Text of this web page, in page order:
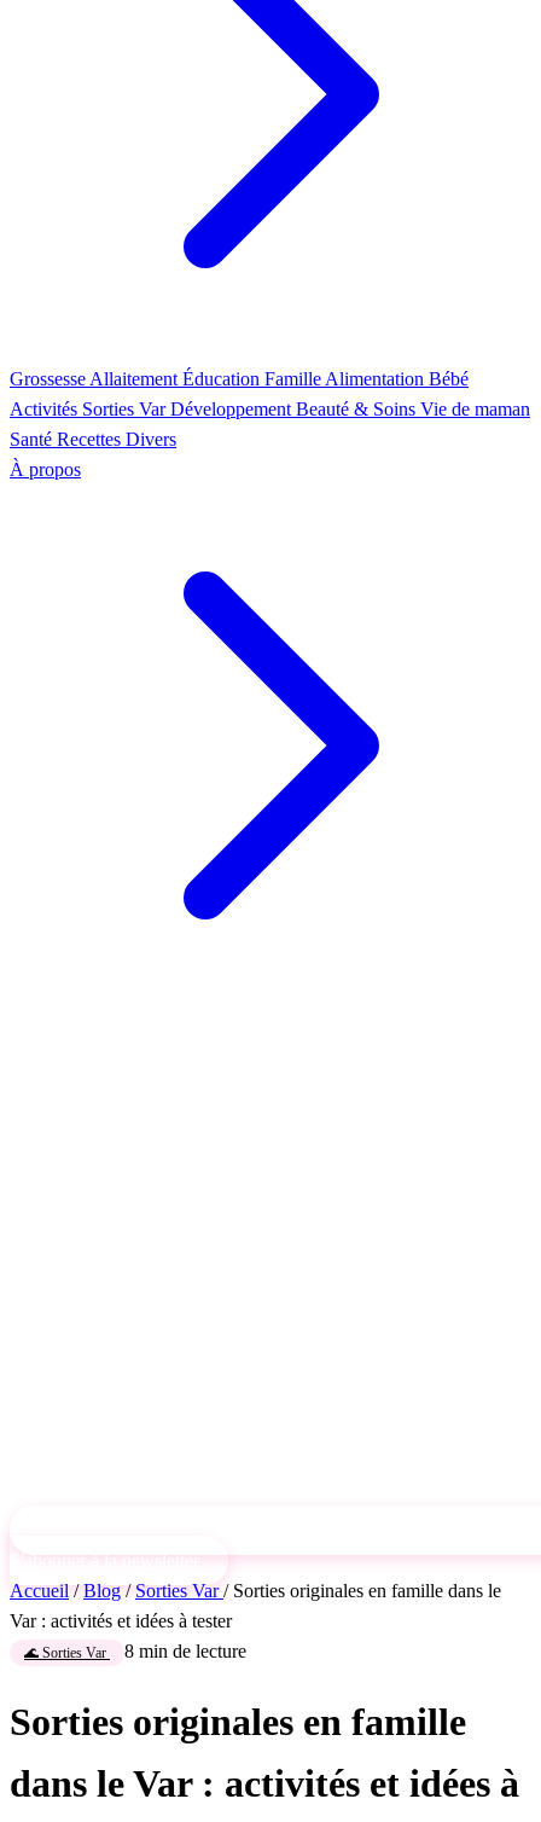
Grossesse Allaitement Éducation Famille Alimentation Bébé
Activités Sorties Var Développement Beauté & Soins Vie de maman
Santé Recettes Divers
À propos
S'abonner à la newsletter
Accueil / Blog / Sorties Var/ Sorties originales en famille dans le
Var : activités et idées à tester
🌊 Sorties Var 8 min de lecture
Sorties originales en famille
dans le Var : activités et idées à